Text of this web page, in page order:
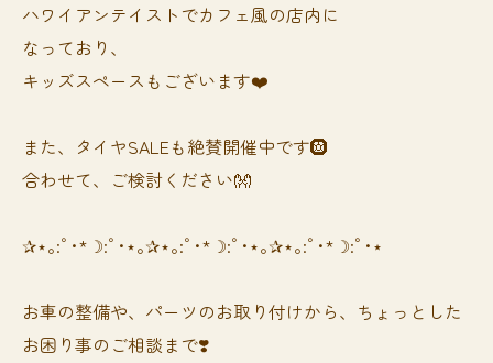
ハワイアンテイストでカフェ風の店内に
なっており、
キッズスペースもございます❤️
また、タイヤSALEも絶賛開催中です🛞
合わせて、ご検討ください👐
✰⋆｡:ﾟ･*☽:ﾟ･⋆｡✰⋆｡:ﾟ･*☽:ﾟ･⋆｡✰⋆｡:ﾟ･*☽:ﾟ･⋆
お車の整備や、パーツのお取り付けから、ちょっとした
お困り事のご相談まで❣️